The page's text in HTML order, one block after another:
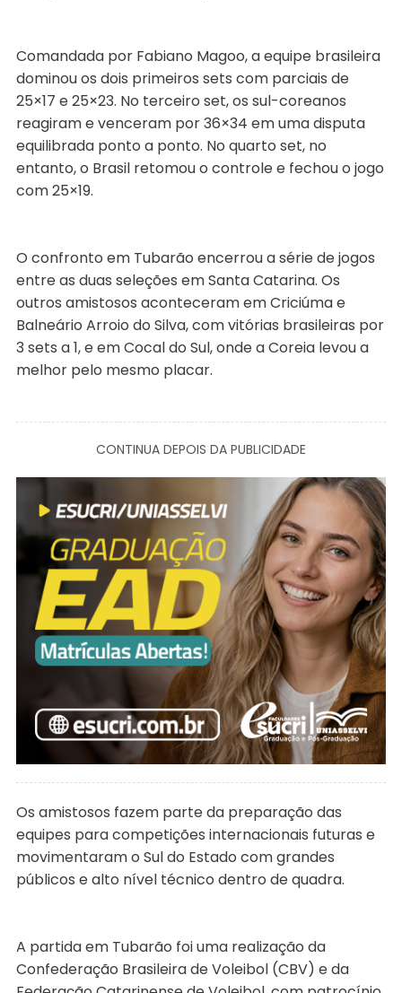
Comandada por Fabiano Magoo, a equipe brasileira
dominou os dois primeiros sets com parciais de
25×17 e 25×23. No terceiro set, os sul-coreanos
reagiram e venceram por 36×34 em uma disputa
equilibrada ponto a ponto. No quarto set, no
entanto, o Brasil retomou o controle e fechou o jogo
com 25×19.
O confronto em Tubarão encerrou a série de jogos
entre as duas seleções em Santa Catarina. Os
outros amistosos aconteceram em Criciúma e
Balneário Arroio do Silva, com vitórias brasileiras por
3 sets a 1, e em Cocal do Sul, onde a Coreia levou a
melhor pelo mesmo placar.
CONTINUA DEPOIS DA PUBLICIDADE
Os amistosos fazem parte da preparação das
equipes para competições internacionais futuras e
movimentaram o Sul do Estado com grandes
públicos e alto nível técnico dentro de quadra.
A partida em Tubarão foi uma realização da
Confederação Brasileira de Voleibol (CBV) e da